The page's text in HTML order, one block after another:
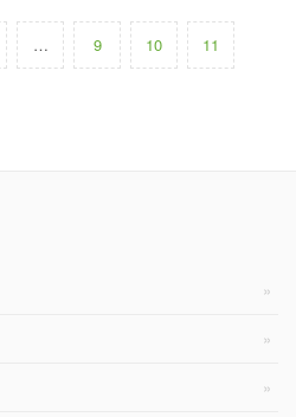
… 9 10 11